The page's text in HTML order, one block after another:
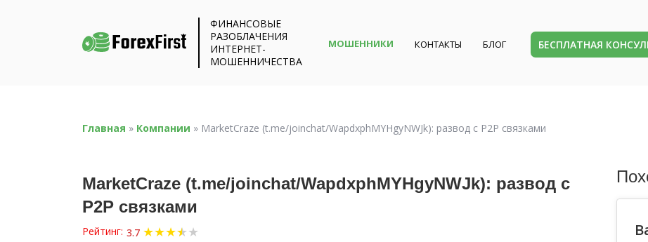
ФИНАНСОВЫЕ
РАЗОБЛАЧЕНИЯ
ИНТЕРНЕТ-
МОШЕННИЧЕСТВА
МОШЕННИКИ КОНТАКТЫ БЛОГ БЕСПЛАТНАЯ
Главная » Компании » MarketCraze (t.me/joinchat/WapdxphMYHgyNWJk): развод с P2P связками
MarketCraze (t.me/joinchat/WapdxphMYHgyNWJk): развод с
P2P связками
Рейтинг: 3.7 ★★★★
★★